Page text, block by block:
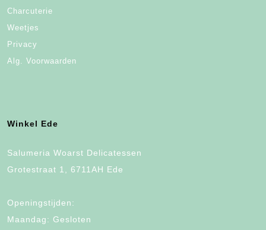
Charcuterie
Weetjes
Privacy
Alg. Voorwaarden
Winkel Ede
Salumeria Woarst Delicatessen
Grotestraat 1, 6711AH Ede
Openingstijden:
Maandag: Gesloten